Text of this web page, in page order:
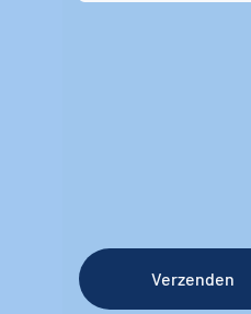
Verzenden